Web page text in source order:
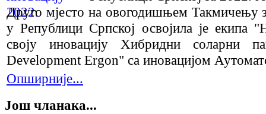
Друго мјесто на овогодишњем Такмичењу
у Републици Српској освојила је екипа
своју иновацију Хибридни соларни
Development Ergon" са иновацијом
Опширније...
Још чланака...